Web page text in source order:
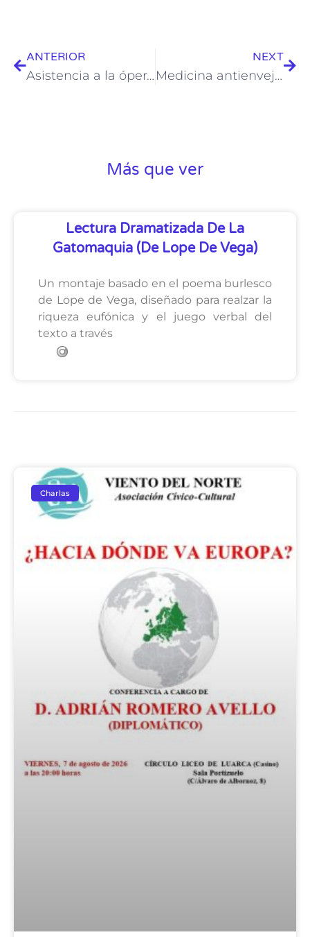
ANTERIOR
Asistencia a la ópera. Rigoletto
NEXT
Medicina antienvejecimiento en clave de humor: terapias para vivir más y mejor.
Más que ver
Lectura Dramatizada De La
Gatomaquia (de Lope De Vega)
Un montaje basado en el poema burlesco
de Lope de Vega, diseñado para realzar la
riqueza eufónica y el juego verbal del
texto a través
Charlas